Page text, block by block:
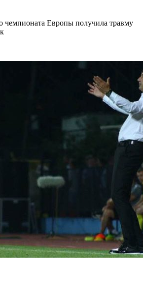
чемпионата Европы получила травму